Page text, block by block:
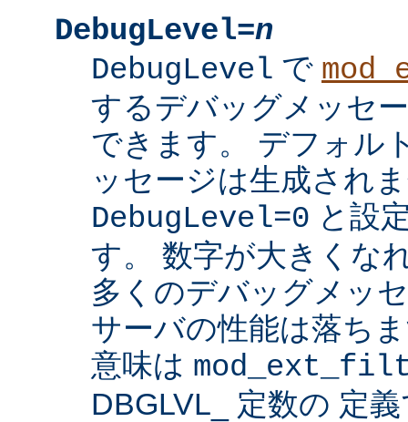
DebugLevel=n
DebugLevel で
するデバッグメッセ
できます。 デフォル
ッセージは生成され
DebugLevel=0 と設
す。 数字が大きくな
多くのデバッグメッ
サーバの性能は落ち
意味は
DBGLVL_ 定数の 定